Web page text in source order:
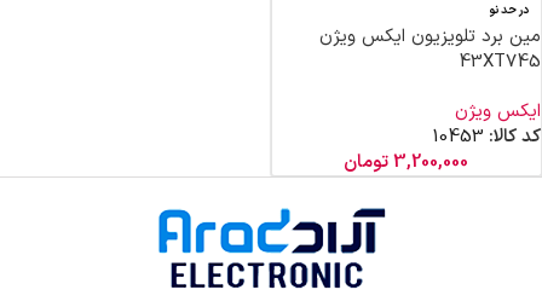
در حد نو
مین برد تلویزیون ایکس ویژن
43XT745
ایکس ویژن
کد کالا: 10453
3,200,000تومان